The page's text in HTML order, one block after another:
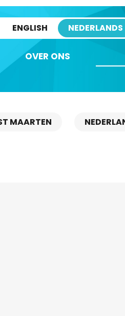
ENGLISH NEDERLANDS
OVER ONS
MAARTEN